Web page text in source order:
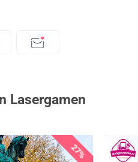
Lasergamen
27%